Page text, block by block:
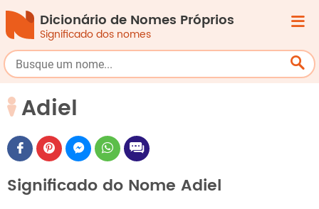
Dicionário de Nomes Próprios
Significado dos nomes
Adiel
Significado do Nome Adiel